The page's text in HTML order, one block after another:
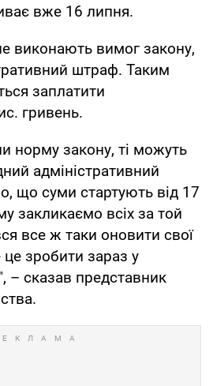
вже 16 липня.
виконають вимог закону,
штраф. Таким
заплатити
гривень.
норму закону, ті можуть
адміністративний
що суми стартують від 17
закликаємо всіх за той
все ж таки оновити свої
зробити зараз у
– сказав представник